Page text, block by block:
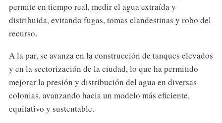
permite en tiempo real, medir el agua extraída y
distribuida, evitando fugas, tomas clandestinas y robo del
recurso.
A la par, se avanza en la construcción de tanques elevados
y en la sectorización de la ciudad, lo que ha permitido
mejorar la presión y distribución del agua en diversas
colonias, avanzando hacia un modelo más eficiente,
equitativo y sustentable.